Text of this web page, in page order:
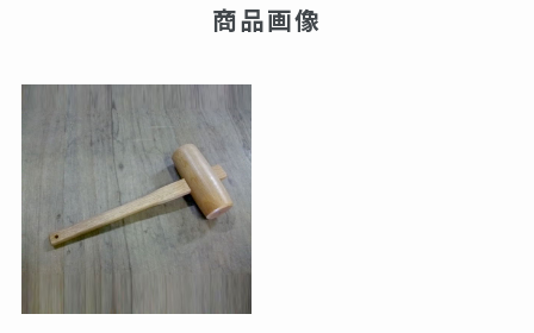
商品画像